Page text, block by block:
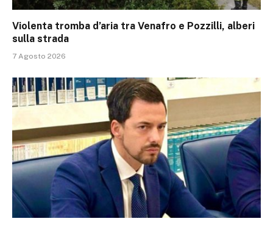
Violenta tromba d’aria tra Venafro e Pozzilli, alberi
sulla strada
7 Agosto 2026